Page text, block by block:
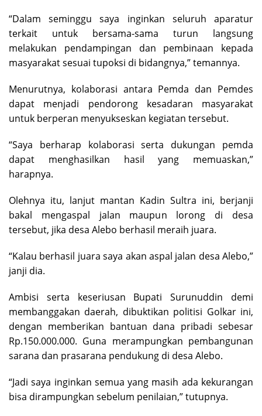
“Dalam seminggu saya inginkan seluruh aparatur
terkait untuk bersama-sama turun langsung
melakukan pendampingan dan pembinaan kepada
masyarakat sesuai tupoksi di bidangnya,” temannya.
Menurutnya, kolaborasi antara Pemda dan Pemdes
dapat menjadi pendorong kesadaran masyarakat
untuk berperan menyukseskan kegiatan tersebut.
“Saya berharap kolaborasi serta dukungan pemda
dapat menghasilkan hasil yang memuaskan,”
harapnya.
Olehnya itu, lanjut mantan Kadin Sultra ini, berjanji
bakal mengaspal jalan maupun lorong di desa
tersebut, jika desa Alebo berhasil meraih juara.
“Kalau berhasil juara saya akan aspal jalan desa Alebo,”
janji dia.
Ambisi serta keseriusan Bupati Surunuddin demi
membanggakan daerah, dibuktikan politisi Golkar ini,
dengan memberikan bantuan dana pribadi sebesar
Rp.150.000.000. Guna merampungkan pembangunan
sarana dan prasarana pendukung di desa Alebo.
“Jadi saya inginkan semua yang masih ada kekurangan
bisa dirampungkan sebelum penilaian,” tutupnya.